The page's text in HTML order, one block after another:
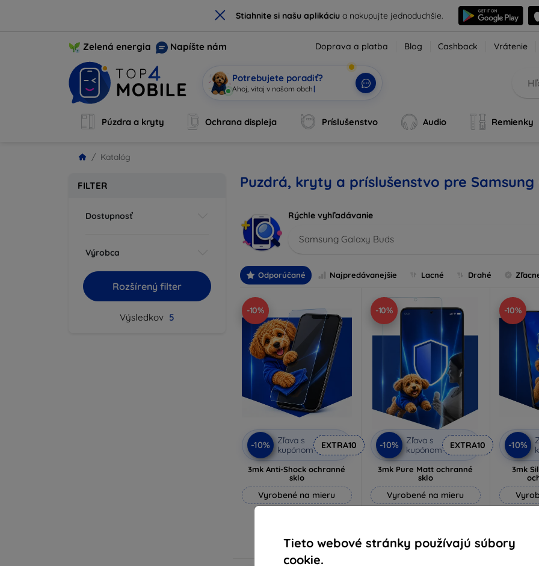
× Stiahnite si našu aplikáciua nakupujte jednoduchšie.
Tieto webové stránky používajú súbory
cookie.
Zelená energia Napíšte nám Doprava a platba Blog Cashback Vrátenie
Potrebujete poradiť?
S|
Púzdra a kryty Ochrana displeja Príslušenstvo Audio Remienky
Katalóg
FILTER
Dostupnosť
Výrobca
Rozšírený filter
Výsledkov 5
Puzdrá, kryty a príslušenstvo pre Samsung
Rýchle vyhľadávanie
Samsung Galaxy Buds
Odporúčané Najpredávanejšie Lacné Drahé
-10%
-10%
Zľava s
kupónom
EXTRA10
3mk Anti-Shock ochranné
sklo
Vyrobené na mieru
Na sklade > 5 ks
-10%
-10%
Zľava s
kupónom
EXTRA10
3mk Pure Matt ochranné
sklo
Vyrobené na mieru
Na sklade > 5 ks
-10%
-10%
3mk